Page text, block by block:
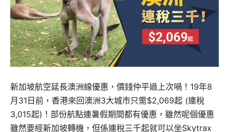
新加坡航空延長澳洲線優惠，價錢仲平過上次喎！19年8
月31日前，香港來回澳洲3大城市只需$2,069起 (連稅
3,015起)！部份航點連暑假期間都有優惠，雖然呢個優惠
雖然要經新加坡轉機，但係連稅三千起就可以坐Skytrax